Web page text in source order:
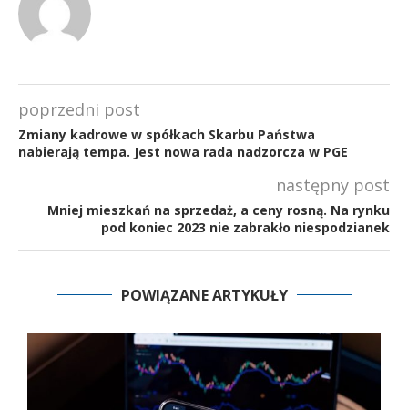
poprzedni post
Zmiany kadrowe w spółkach Skarbu Państwa
nabierają tempa. Jest nowa rada nadzorcza w PGE
następny post
Mniej mieszkań na sprzedaż, a ceny rosną. Na rynku
pod koniec 2023 nie zabrakło niespodzianek
POWIĄZANE ARTYKUŁY